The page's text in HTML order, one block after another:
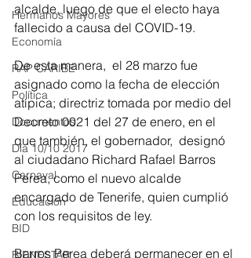
Hermanos Mayores
Economía
RAP CARIBE
Política
Documentos
Día 10/10 2017
Carnaval
Educación
BID
BIENESTAR
alcalde, luego de que el electo haya
fallecido a causa del COVID-19.
De esta manera,  el 28 marzo fue
asignado como la fecha de elección
atípica; directriz tomada por medio del
Decreto 0021 del 27 de enero, en el
que también, el gobernador,  designó
al ciudadano Richard Rafael Barros
Perea, como el nuevo alcalde
encargado de Tenerife, quien cumplió
con los requisitos de ley.
Barros Perea deberá permanecer en el